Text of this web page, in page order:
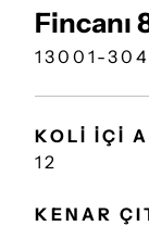
Fincanı
13001-
KOLİ İÇİ
12
KENAR